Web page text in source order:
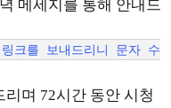
메세지를 통해 안내드
크를 보내드리니 문자 수
며 72시간 동안 시청